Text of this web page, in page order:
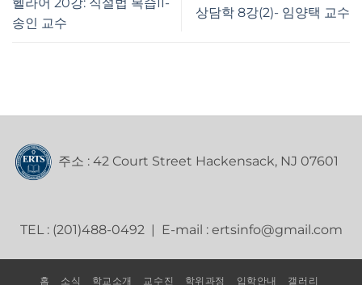
송인 교수
상담학 8강(2)- 임양택 교수
주소 : 42 Court Street Hackensack, NJ 07601
TEL : (201)488-0492 | E-mail : ertsinfo@gmail.com
홈 소식 학교소개 교수진 학위과정 입학안내 갤러리